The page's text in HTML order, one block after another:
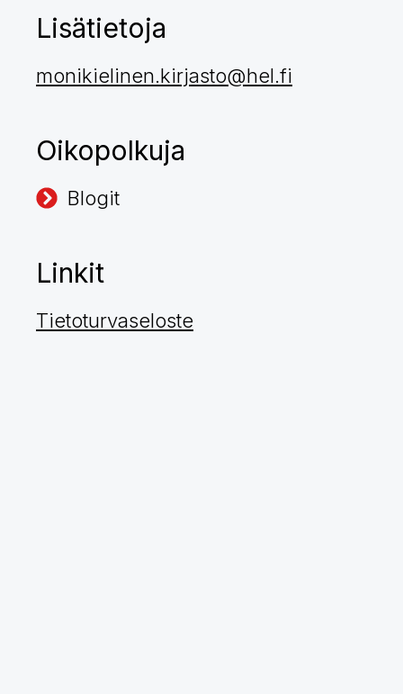
Lisätietoja
monikielinen.kirjasto@hel.fi
Oikopolkuja
Blogit
Linkit
Tietoturvaseloste